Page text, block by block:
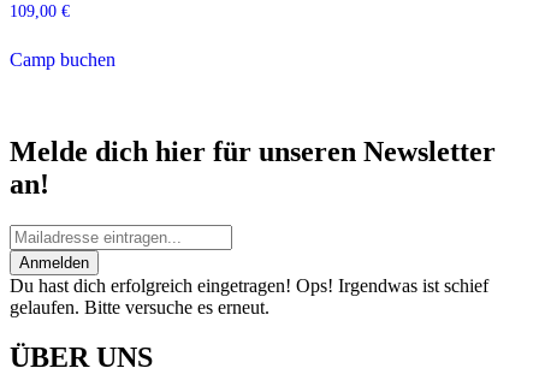
109,00 €
Camp buchen
Melde dich hier für unseren Newsletter
an!
Anmelden
Du hast dich erfolgreich eingetragen! Ops! Irgendwas ist schief
gelaufen. Bitte versuche es erneut.
ÜBER UNS